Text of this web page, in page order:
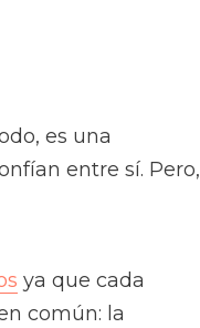
es una
entre sí. Pero,
ya que cada
común: la